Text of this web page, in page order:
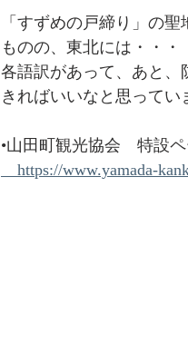
「すずめの戸締り」の
ものの、東北には・・・
各語訳があって、あと、
きればいいなと思ってい
•山田町観光協会　特設
https://www.yamada-